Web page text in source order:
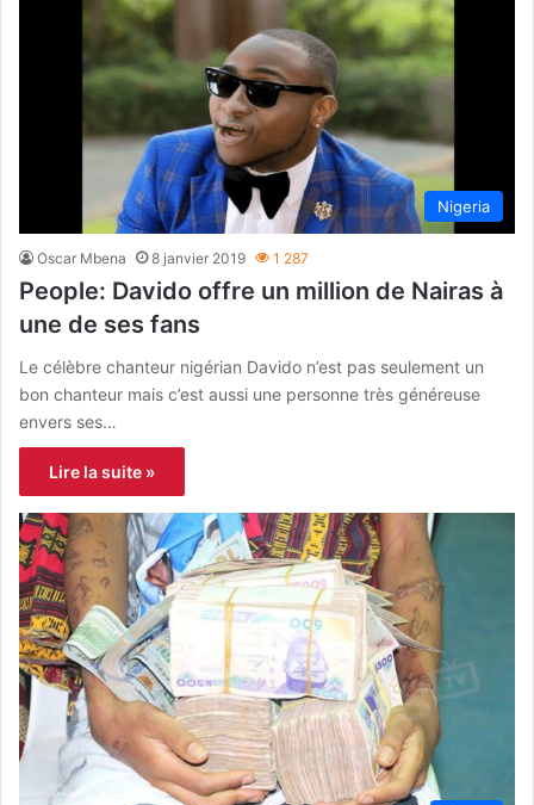
Nigeria
Oscar Mbena 8 janvier 2019 1 287
People: Davido offre un million de Nairas à
une de ses fans
Le célèbre chanteur nigérian Davido n’est pas seulement un
bon chanteur mais c’est aussi une personne très généreuse
envers ses…
Lire la suite »